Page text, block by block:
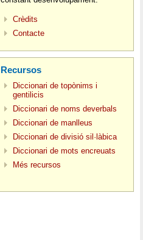
Crèdits
Contacte
Recursos
Diccionari de topònims i
gentilicis
Diccionari de noms deverbals
Diccionari de manlleus
Diccionari de divisió sil·làbica
Diccionari de mots encreuats
Més recursos